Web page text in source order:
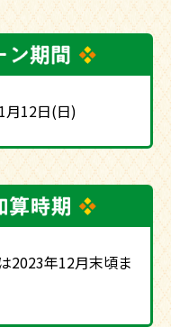
月12日(日)
2023年12月末頃ま